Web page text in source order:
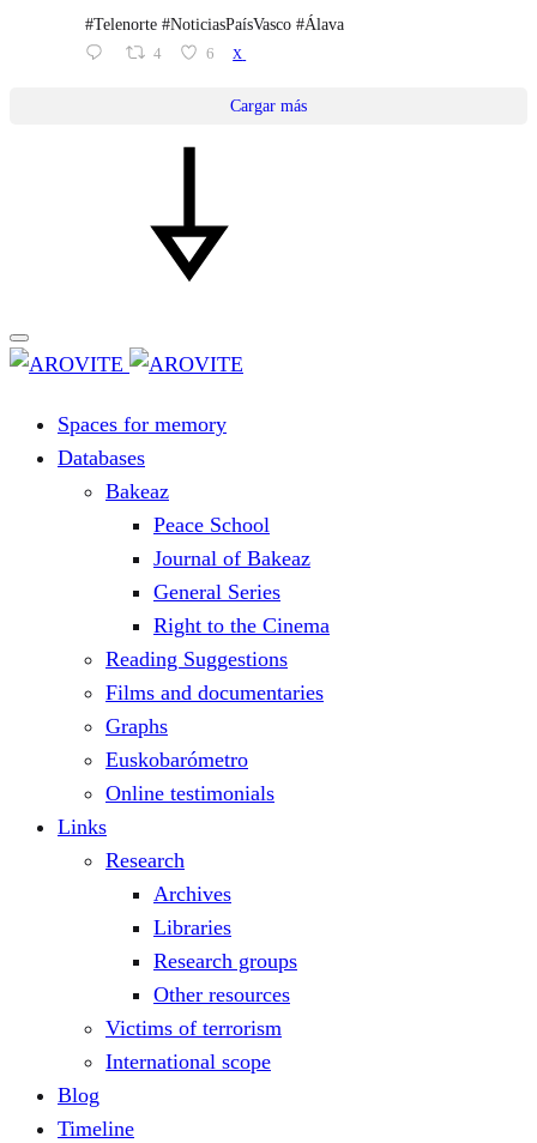
#Telenorte #NoticiasPaísVasco #Álava
4 6 X
Cargar más
Spaces for memory
Databases
Bakeaz
Peace School
Journal of Bakeaz
General Series
Right to the Cinema
Reading Suggestions
Films and documentaries
Graphs
Euskobarómetro
Online testimonials
Links
Research
Archives
Libraries
Research groups
Other resources
Victims of terrorism
International scope
Blog
Timeline